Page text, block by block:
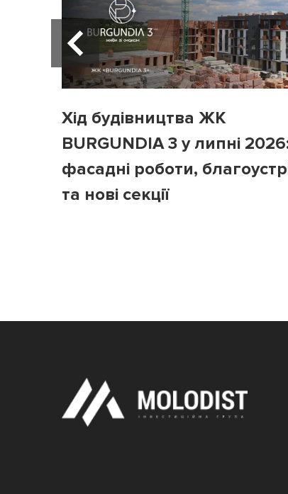
Хід будівництва ЖК
BURGUNDIA 3 у липні
фасадні роботи,
та нові секції